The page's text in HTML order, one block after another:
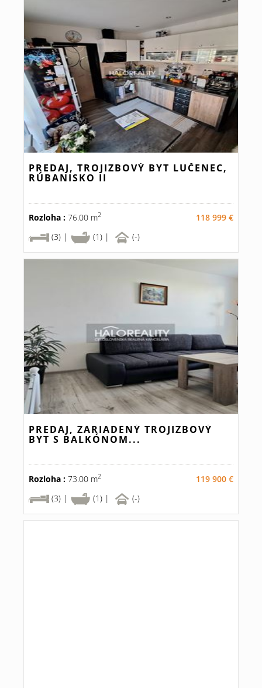
PREDAJ, TROJIZBOVÝ BYT LUČENEC,
RÚBANISKO II
Rozloha : 76.00 m2
118 999 €
(3) |
(1) | (-)
PREDAJ, ZARIADENÝ TROJIZBOVÝ
BYT S BALKÓNOM...
Rozloha : 73.00 m2
119 900 €
(3) |
(1) | (-)